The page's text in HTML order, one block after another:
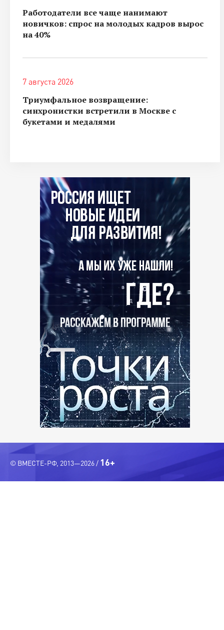
Работодатели все чаще нанимают
новичков: спрос на молодых кадров вырос
на 40%
7 августа 2026
Триумфальное возвращение:
синхронистки встретили в Москве с
букетами и медалями
© ВМЕСТЕ-РФ, 2013—2026 / 16+